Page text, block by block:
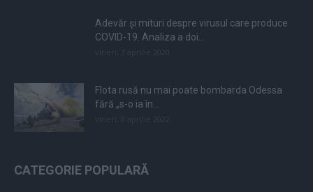
Adevăr și mituri despre virusul care produce
COVID-19. Analiza a doi...
Flota rusă nu mai poate bombarda Odessa
fără „s-o ia în...
CATEGORIE POPULARĂ